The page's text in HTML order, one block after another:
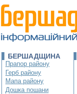
БЕРШАДЩИНА
Прапор району
Герб району
Мапа району
Дошка пошани